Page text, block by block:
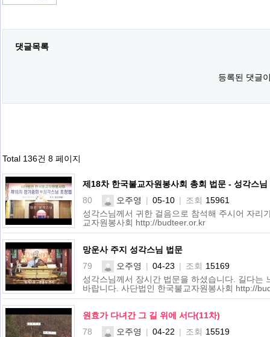
댓글목록
등록된 댓글
Total 136건 8 페이지
제18차 한국불교자원봉사회 총회 법문 - 성각스님
80
오주영 | 05-10 | 조회 15961
성각스님께서 귀한 걸음으로 참석해 주시어 자리
교자원봉사회 http://budteer.or.kr
망운사 주지 성각스님 법문
79
오주영 | 04-23 | 조회 15169
성각스님께서 장시간 법문을 하셨습니다. 길다는
바랍니다. 사단법인 한국불교자원봉사회 http://
원효가 다녀간 그 길 위에 서다(11차)
78
오주영 | 04-22 | 조회 15519